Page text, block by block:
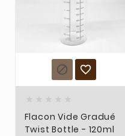
 
Flacon Vide Gradué
Twist Bottle - 120ml